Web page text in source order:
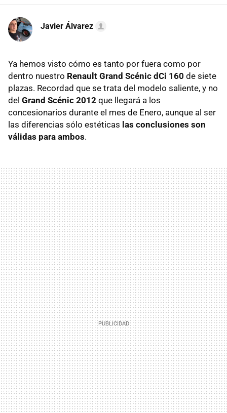
Javier Álvarez
Ya hemos visto cómo es tanto por fuera como por
dentro nuestro Renault Grand Scénic dCi 160 de siete
plazas. Recordad que se trata del modelo saliente, y no
del Grand Scénic 2012 que llegará a los
concesionarios durante el mes de Enero, aunque al ser
las diferencias sólo estéticas las conclusiones son
válidas para ambos.